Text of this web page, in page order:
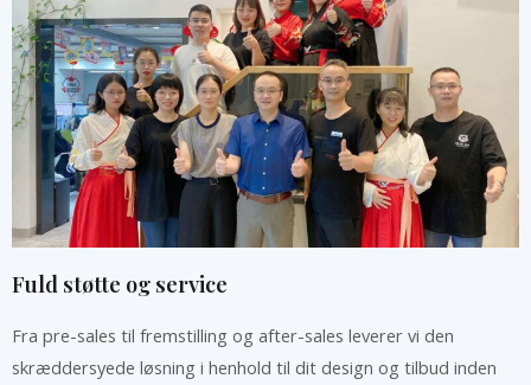
Fuld støtte og service
Fra pre-sales til fremstilling og after-sales leverer vi den
skræddersyede løsning i henhold til dit design og tilbud inden